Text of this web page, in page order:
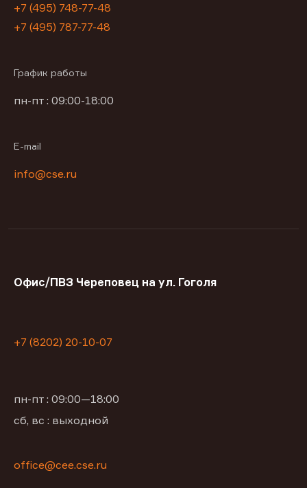
+7 (495) 748-77-48
+7 (495) 787-77-48
График работы
пн-пт : 09:00-18:00
E-mail
info@cse.ru
Офис/ПВЗ Череповец на ул. Гоголя
+7 (8202) 20-10-07
пн-пт : 09:00—18:00
сб, вс : выходной
office@сее.cse.ru